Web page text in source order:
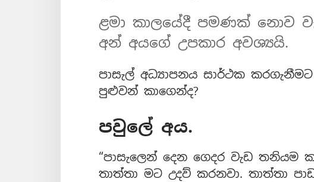
ළමා කාලයේදී පමණක් නොව
අන් අයගේ උපකාර අවශ්‍යයි.
පාසැල් අධ්‍යාපනය සාර්ථක
පුළුවන් කාගෙන්ද?
පවුලේ අය.
“පාසැලෙන් දෙන ගෙදර වැඩ
තාත්තා මට උදව් කරනවා. තාත්තා